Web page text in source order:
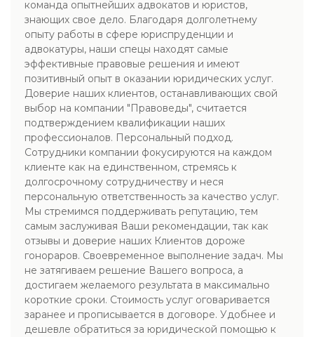
команда опытнейших адвокатов и юристов,
знающих свое дело. Благодаря долголетнему
опыту работы в сфере юриспруденции и
адвокатуры, наши спецы находят самые
эффективные правовые решения и имеют
позитивный опыт в оказании юридических услуг.
Доверие наших клиентов, останавливающих свой
выбор на компании "Правоведы", считается
подтверждением квалификации наших
профессионалов. Персональный подход.
Сотрудники компании фокусируются на каждом
клиенте как на единственном, стремясь к
долгосрочному сотрудничеству и неся
персональную ответственность за качество услуг.
Мы стремимся поддерживать репутацию, тем
самым заслуживая Ваши рекомендации, так как
отзывы и доверие наших Клиентов дороже
гонораров. Своевременное выполнение задач. Мы
не затягиваем решение Вашего вопроса, а
достигаем желаемого результата в максимально
короткие сроки. Стоимость услуг оговаривается
заранее и прописывается в договоре. Удобнее и
дешевле обратиться за юридической помощью к